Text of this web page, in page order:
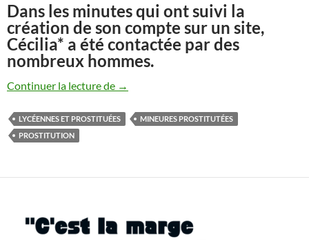
Dans les minutes qui ont suivi la
création de son compte sur un site,
Cécilia* a été contactée par des
nombreux hommes.
Continuer la lecture de Lycéennes, mineures et prostituées
→
LYCÉENNES ET PROSTITUÉES
MINEURES PROSTITUTÉES
PROSTITUTION